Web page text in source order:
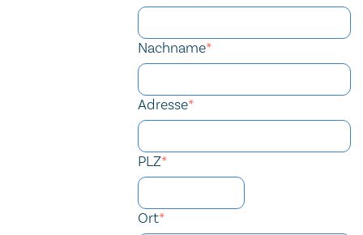
Nachname*
Adresse*
PLZ*
Ort*